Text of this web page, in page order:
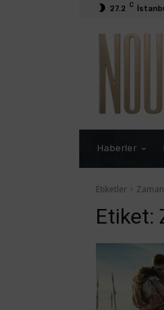
27.2 C
Haberler
Etiketler
Etiket: